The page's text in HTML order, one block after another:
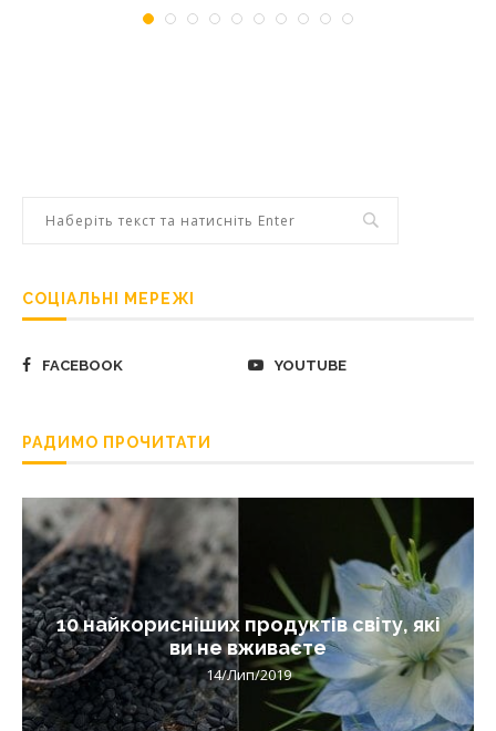
СОЦІАЛЬНІ МЕРЕЖІ
FACEBOOK YOUTUBE
РАДИМО ПРОЧИТАТИ
10 найкорисніших продуктів світу, які
ви не вживаєте
14/Лип/2019